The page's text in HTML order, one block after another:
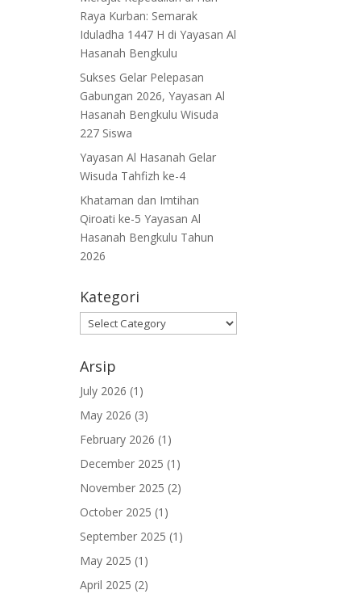
Raya Kurban: Semarak
Iduladha 1447 H di Yayasan Al
Hasanah Bengkulu
Sukses Gelar Pelepasan
Gabungan 2026, Yayasan Al
Hasanah Bengkulu Wisuda
227 Siswa
Yayasan Al Hasanah Gelar
Wisuda Tahfizh ke-4
Khataman dan Imtihan
Qiroati ke-5 Yayasan Al
Hasanah Bengkulu Tahun
2026
Kategori
Kategori
Arsip
July 2026 (1)
May 2026 (3)
February 2026 (1)
December 2025 (1)
November 2025 (2)
October 2025 (1)
September 2025 (1)
May 2025 (1)
April 2025 (2)